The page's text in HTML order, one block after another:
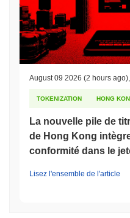
August 09 2026 (2 hours ago),
TOKENIZATION HONG
La nouvelle pile de
de Hong Kong
conformité dans le
Lisez l'ensemble de l'article